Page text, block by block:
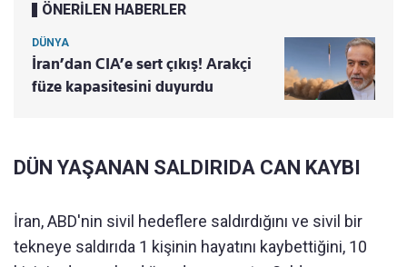
ÖNERİLEN HABERLER
DÜNYA
İran’dan CIA’e sert çıkış! Arakçi
füze kapasitesini duyurdu
DÜN YAŞANAN SALDIRIDA CAN KAYBI
İran, ABD'nin sivil hedeflere saldırdığını ve sivil bir
tekneye saldırıda 1 kişinin hayatını kaybettiğini, 10